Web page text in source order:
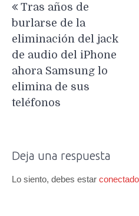
de
entradas
Tras años de
burlarse de la
eliminación del jack
de audio del iPhone
ahora Samsung lo
elimina de sus
teléfonos
Deja una respuesta
Lo siento, debes estar conectado